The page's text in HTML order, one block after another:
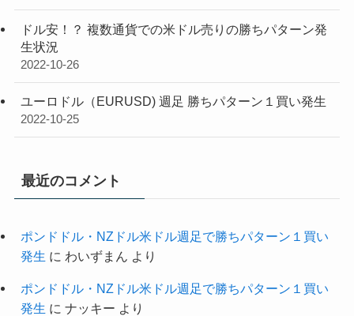
ドル安！？ 複数通貨での米ドル売りの勝ちパターン発
生状況
2022-10-26
ユーロドル（EURUSD) 週足 勝ちパターン１買い発生
2022-10-25
最近のコメント
ポンドドル・NZドル米ドル週足で勝ちパターン１買い
発生 に わいずまん より
ポンドドル・NZドル米ドル週足で勝ちパターン１買い
発生 に ナッキー より